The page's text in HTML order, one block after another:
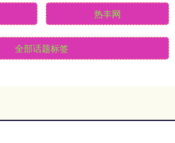
热丰网
全部话题标签